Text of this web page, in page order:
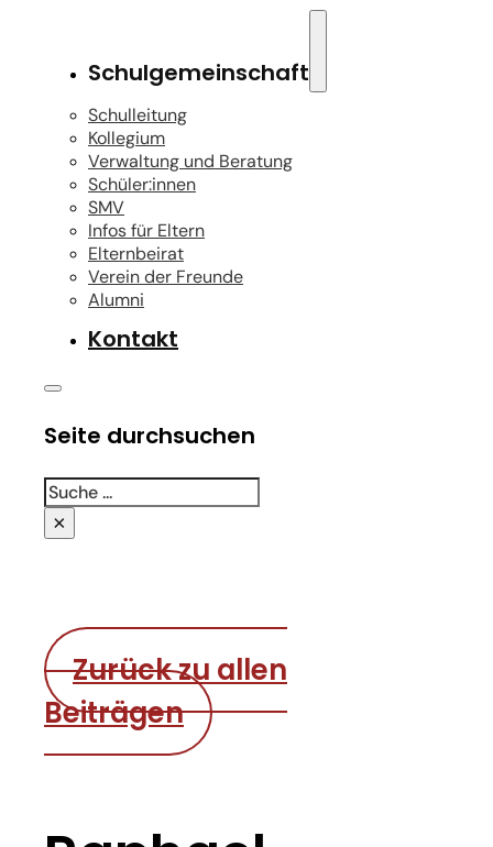
Schulgemeinschaft
Schulleitung
Kollegium
Verwaltung und Beratung
Schüler:innen
SMV
Infos für Eltern
Elternbeirat
Verein der Freunde
Alumni
Kontakt
Seite durchsuchen
Suchen
×
Zurück zu allen
Beiträgen